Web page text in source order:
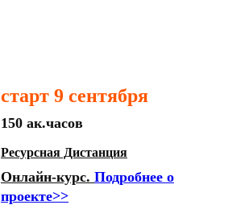
старт 9 сентября
150 ак.часов
Ресурсная Дистанция
Онлайн-курс. Подробнее о
проекте>>